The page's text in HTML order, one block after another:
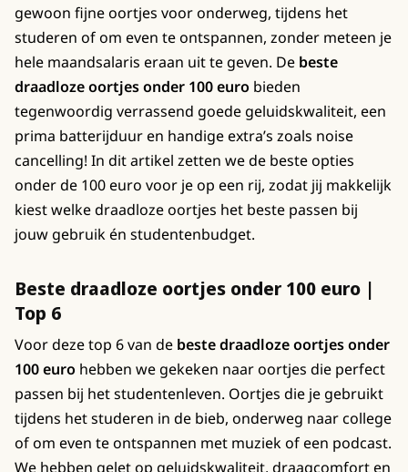
gewoon fijne oortjes voor onderweg, tijdens het
studeren of om even te ontspannen, zonder meteen je
hele maandsalaris eraan uit te geven. De beste
draadloze oortjes onder 100 euro bieden
tegenwoordig verrassend goede geluidskwaliteit, een
prima batterijduur en handige extra’s zoals noise
cancelling! In dit artikel zetten we de beste opties
onder de 100 euro voor je op een rij, zodat jij makkelijk
kiest welke draadloze oortjes het beste passen bij
jouw gebruik én studentenbudget.
Beste draadloze oortjes onder 100 euro |
Top 6
Voor deze top 6 van de beste draadloze oortjes onder
100 euro hebben we gekeken naar oortjes die perfect
passen bij het studentenleven. Oortjes die je gebruikt
tijdens het studeren in de bieb, onderweg naar college
of om even te ontspannen met muziek of een podcast.
We hebben gelet op geluidskwaliteit, draagcomfort en